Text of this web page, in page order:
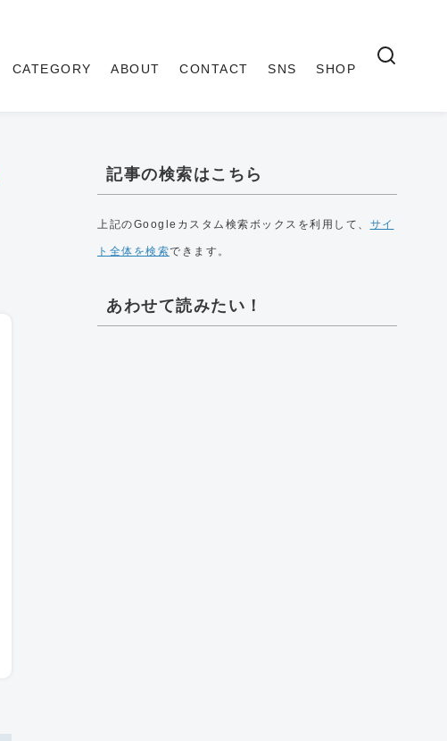
CATEGORY ABOUT CONTACT SNS SHOP
記事の検索はこちら
上記のGoogleカスタム検索ボックスを利用して、 サイ
ト全体を検索できます。
あわせて読みたい！